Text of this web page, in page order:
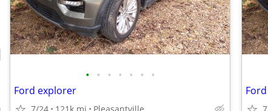
• • • • • • •
Ford explorer